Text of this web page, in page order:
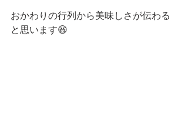
おかわりの行列から美味しさが伝わる
と思います😆